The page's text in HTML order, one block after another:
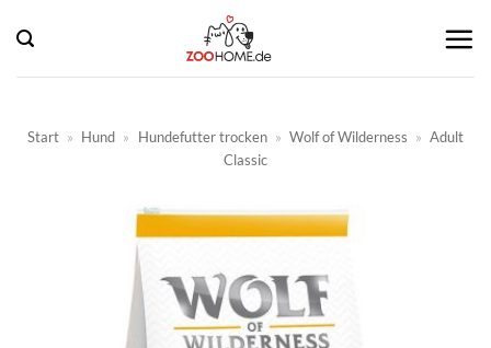
Inhalt
springen
Start » Hund » Hundefutter trocken » Wolf of Wilderness » Adult
Classic